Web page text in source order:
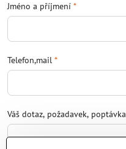
Jméno a příjmení *
Telefon,mail *
Váš dotaz, požadavek, poptávka